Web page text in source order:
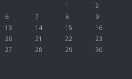
1
2
6 7 8
9
13 14 15
16
20 21 22
23
27 28 29
30